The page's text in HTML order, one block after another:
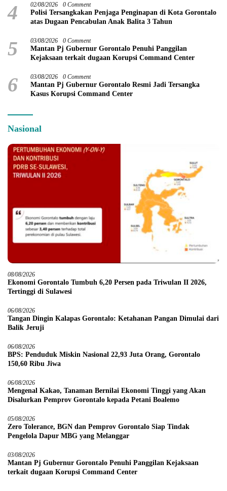
4 02/08/2026 0 Comment
Polisi Tersangkakan Penjaga Penginapan di Kota Gorontalo
atas Dugaan Pencabulan Anak Balita 3 Tahun
5 03/08/2026 0 Comment
Mantan Pj Gubernur Gorontalo Penuhi Panggilan
Kejaksaan terkait dugaan Korupsi Command Center
6 03/08/2026 0 Comment
Mantan Pj Gubernur Gorontalo Resmi Jadi Tersangka
Kasus Korupsi Command Center
Nasional
08/08/2026
Ekonomi Gorontalo Tumbuh 6,20 Persen pada Triwulan II 2026,
Tertinggi di Sulawesi
06/08/2026
Tangan Dingin Kalapas Gorontalo: Ketahanan Pangan Dimulai dari
Balik Jeruji
06/08/2026
BPS: Penduduk Miskin Nasional 22,93 Juta Orang, Gorontalo
150,60 Ribu Jiwa
06/08/2026
Mengenal Kakao, Tanaman Bernilai Ekonomi Tinggi yang Akan
Disalurkan Pemprov Gorontalo kepada Petani Boalemo
05/08/2026
Zero Tolerance, BGN dan Pemprov Gorontalo Siap Tindak
Pengelola Dapur MBG yang Melanggar
03/08/2026
Mantan Pj Gubernur Gorontalo Penuhi Panggilan Kejaksaan
terkait dugaan Korupsi Command Center